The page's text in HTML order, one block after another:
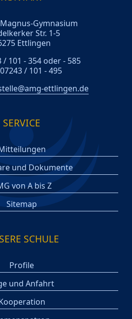
Gymnasium
Str. 1-5
Ettlingen
/ 101 - 354 oder - 585
/ 101 - 495
ettlingen.de
SERVICE
und Dokumente
von A bis Z
Sitemap
SCHULE
Profile
und Anfahrt